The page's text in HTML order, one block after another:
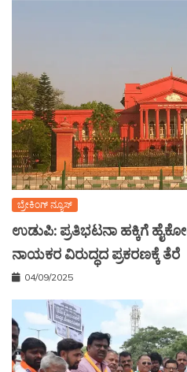
ಬ್ರೇಕಿಂಗ್ ನ್ಯೂಸ್
ಉಡುಪಿ: ಪ್ರತಿಭಟನಾ ಹಕ್ಕಿಗೆ
ನಾಯಕರ ವಿರುದ್ಧದ ಪ್ರಕರಣಕ್ಕೆ ತೆರೆ
04/09/2025